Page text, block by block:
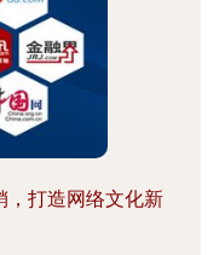
，打造网络文化新